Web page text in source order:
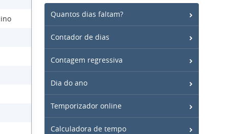
Quantos dias faltam?
Contador de dias
Contagem regressiva
Dia do ano
Temporizador online
Calculadora de tempo